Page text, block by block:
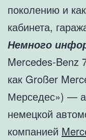
поколению и
кабинета,
Немного
Mercedes-Benz
как Großer
Мерседес») —
немецкой
компанией